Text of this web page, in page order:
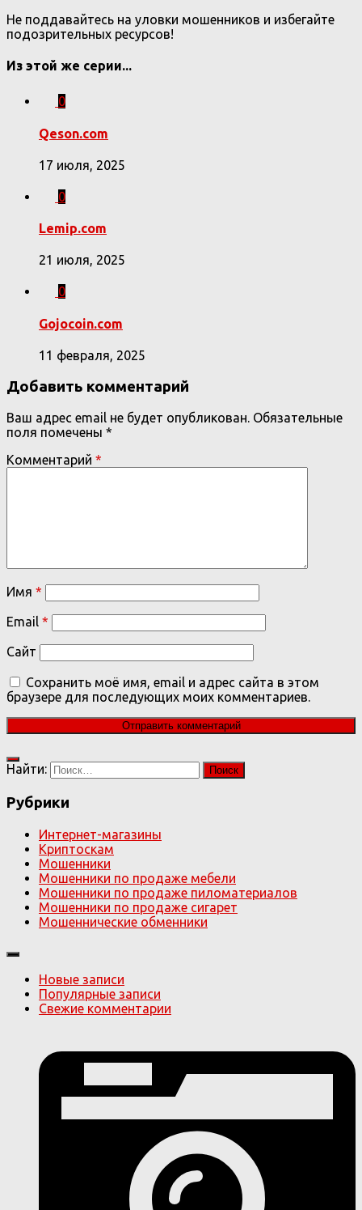
Не поддавайтесь на уловки мошенников и избегайте
подозрительных ресурсов!
Из этой же серии...
0
Qeson.com
17 июля, 2025
0
Lemip.com
21 июля, 2025
0
Gojocoin.com
11 февраля, 2025
Добавить комментарий
Ваш адрес email не будет опубликован. Обязательные
поля помечены *
Комментарий *
Имя *
Email *
Сайт
Сохранить моё имя, email и адрес сайта в этом
браузере для последующих моих комментариев.
Найти:
Рубрики
Интернет-магазины
Криптоскам
Мошенники
Мошенники по продаже мебели
Мошенники по продаже пиломатериалов
Мошенники по продаже сигарет
Мошеннические обменники
Новые записи
Популярные записи
Свежие комментарии